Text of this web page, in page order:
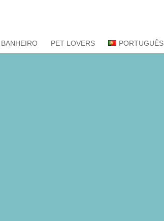
PET LOVERS PORTUGUÊS